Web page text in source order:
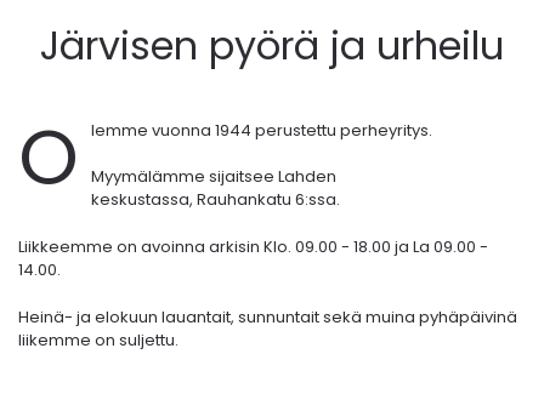
Järvisen pyörä ja urheilu
O
lemme vuonna 1944 perustettu perheyritys.
Myymälämme sijaitsee Lahden
keskustassa, Rauhankatu 6:ssa.
Liikkeemme on avoinna arkisin Klo. 09.00 - 18.00 ja La 09.00 -
14.00.
Heinä- ja elokuun lauantait, sunnuntait sekä muina pyhäpäivinä
liikemme on suljettu.